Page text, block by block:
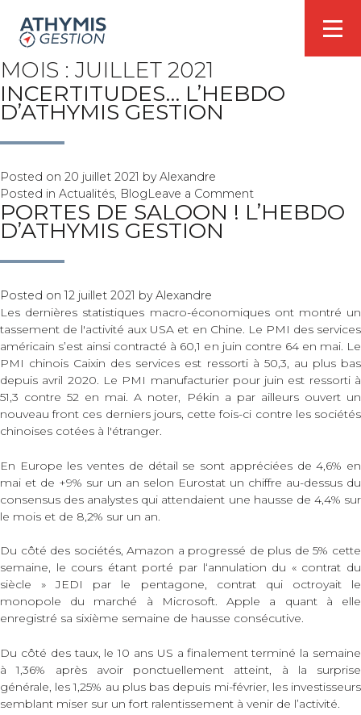
MOIS : JUILLET 2021
INCERTITUDES… L’HEBDO
D’ATHYMIS GESTION
Posted on 20 juillet 2021 byAlexandre
Posted in Actualités, BlogLeave a Commenton
Incertitudes…
PORTES DE SALOON ! L’HEBDO
D’ATHYMIS GESTION
Posted on12 juillet 2021 byAlexandre
Les dernières statistiques macro-économiques ont montré un
tassement de l'activité aux USA et en Chine. Le PMI des services
américain s’est ainsi contracté à 60,1 en juin contre 64 en mai. Le
PMI chinois Caixin des services est ressorti à 50,3, au plus bas
depuis avril 2020. Le PMI manufacturier pour juin est ressorti à
51,3 contre 52 en mai. A noter,
Pékin a par ailleurs ouvert un
nouveau front ces derniers jours, cette fois-ci contre les sociétés
chinoises cotées à l'étranger.
En Europe les ventes de détail se sont appréciées de 4,6% en
mai et de +9% sur un an selon Eurostat un chiffre au-dessus du
consensus des analystes qui attendaient une hausse de 4,4% sur
le mois et de 8,2% sur un an.
Du côté des sociétés, Amazon a progressé de plus de 5% cette
semaine, le cours étant porté par l‘annulation du « contrat du
siècle » JEDI par le pentagone, contrat qui octroyait le
monopole du marché à Microsoft. Apple a quant à elle
enregistré sa sixième semaine de hausse consécutive.
Du côté des taux, le 10 ans US a finalement terminé la semaine
à 1,36% après avoir ponctuellement atteint, à la surprise
générale, les 1,25% au plus bas depuis mi-février, les investisseurs
semblant miser sur un fort ralentissement à venir de l’activité.